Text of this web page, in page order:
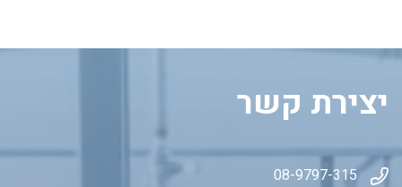
יצירת קשר
08-9797-315